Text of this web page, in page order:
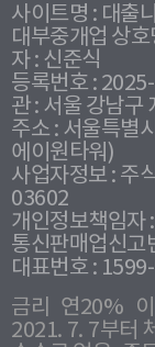
사이트명 : 대출
대부중개업 상
자 : 신준식
등록번호 :
관 : 서울 강남
주소 : 서울특별
에이원타워)
사업자정보 : 주
03602
개인정보책임자
통신판매업신
대표번호 :
금리 연20%
2021. 7. 7부터